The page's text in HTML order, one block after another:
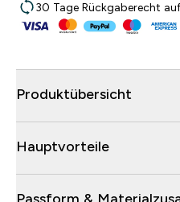
30 Tage Rückgaberecht
Produktübersicht
Hauptvorteile
Passform &